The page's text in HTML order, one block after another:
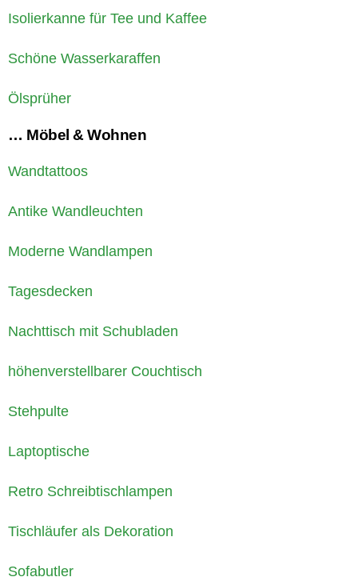
Isolierkanne für Tee und Kaffee
Schöne Wasserkaraffen
Ölsprüher
… Möbel & Wohnen
Wandtattoos
Antike Wandleuchten
Moderne Wandlampen
Tagesdecken
Nachttisch mit Schubladen
höhenverstellbarer Couchtisch
Stehpulte
Laptoptische
Retro Schreibtischlampen
Tischläufer als Dekoration
Sofabutler